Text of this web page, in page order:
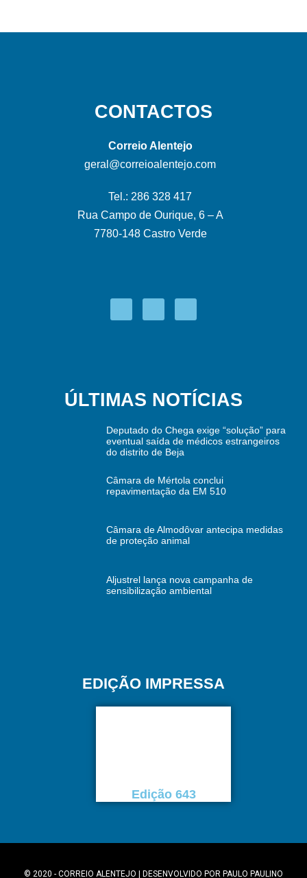
CONTACTOS
Correio Alentejo
geral@correioalentejo.com
Tel.: 286 328 417
Rua Campo de Ourique, 6 – A
7780-148 Castro Verde
ÚLTIMAS NOTÍCIAS
Deputado do Chega exige “solução” para
eventual saída de médicos estrangeiros
do distrito de Beja
Câmara de Mértola conclui
repavimentação da EM 510
Câmara de Almodôvar antecipa medidas
de proteção animal
Aljustrel lança nova campanha de
sensibilização ambiental
EDIÇÃO IMPRESSA
Edição 643
© 2020 - CORREIO ALENTEJO | DESENVOLVIDO POR PAULO PAULINO